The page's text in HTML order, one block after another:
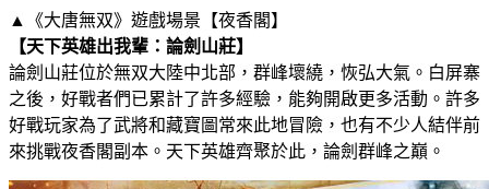
▲《大唐無双》遊戲場景【夜香閣】
【天下英雄出我輩：論劍山莊】
論劍山莊位於無双大陸中北部，群峰壞繞，恢弘大氣。白屏寨
之後，好戰者們已累計了許多經驗，能夠開啟更多活動。許多
好戰玩家為了武將和藏寶圖常來此地冒險，也有不少人結伴前
來挑戰夜香閣副本。天下英雄齊聚於此，論劍群峰之巔。